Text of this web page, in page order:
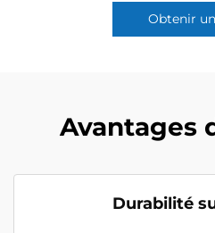
Obtenir
Avantages
Durabilité